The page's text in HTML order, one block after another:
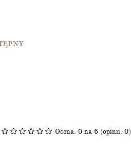
Ocena: 0 na 6 (opinii: 0)